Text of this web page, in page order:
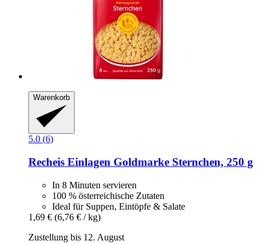
Warenkorb
5.0 (6)
Recheis Einlagen Goldmarke Sternchen, 250 g
In 8 Minuten servieren
100 % österreichische Zutaten
Ideal für Suppen, Eintöpfe & Salate
1,69 € (6,76 € / kg)
Zustellung bis 12. August